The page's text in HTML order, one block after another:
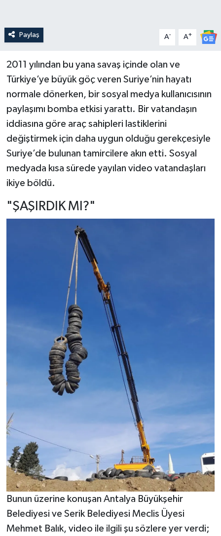
Paylaş A- A+
2011 yılından bu yana savaş içinde olan ve
Türkiye’ye büyük göç veren Suriye’nin hayatı
normale dönerken, bir sosyal medya kullanıcısının
paylaşımı bomba etkisi yarattı. Bir vatandaşın
iddiasına göre araç sahipleri lastiklerini
değiştirmek için daha uygun olduğu gerekçesiyle
Suriye’de bulunan tamircilere akın etti. Sosyal
medyada kısa sürede yayılan video vatandaşları
ikiye böldü.
"ŞAŞIRDIK MI?"
Bunun üzerine konuşan Antalya Büyükşehir
Belediyesi ve Serik Belediyesi Meclis Üyesi
Mehmet Balık, video ile ilgili şu sözlere yer verdi;